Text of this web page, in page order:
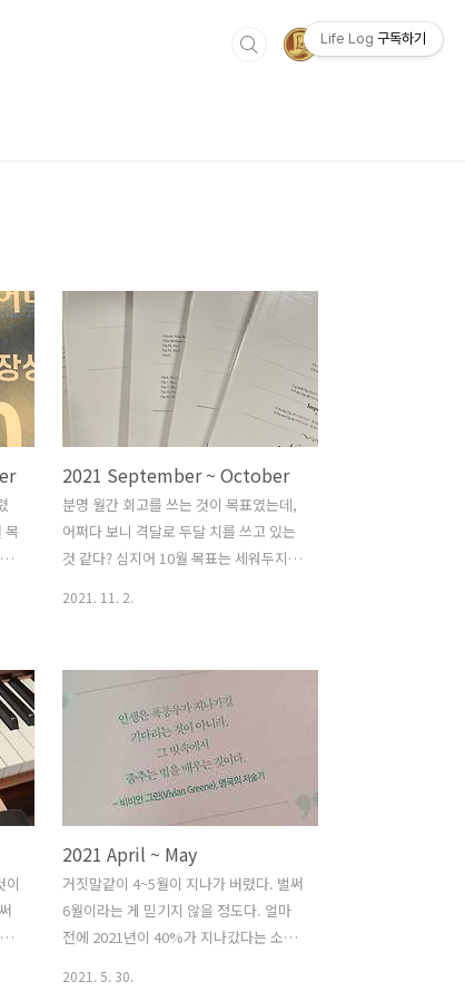
목
2021 September ~ October
분명 월간 회고를 쓰는 것이 목표였는데,
어쩌다 보니 격달로 두달 치를 쓰고 있는
것 같다? 심지어 10월 목표는 세워두지도
고... 9월은 괜찮았는데 10월은 그닥 학업
적인 측면에서는 성장하지 못한 것 같다.
같은 실수를 하지 않도록, 11~12월에는
목표를 잘 정리해두고 지켜서 2021년을
잘 마무리할 수 있으면 좋겠다! 7, 8월 목
표 🖥️ Computer Science: 전공 챙기기
AWS 드디어! 이번에는 강의를 다 들었다.
19,000원으로 이 정도 분량과 지식을 쌓
을 수 있다면 엄청난 이득이라 생각한다.
사내 AWS 총 책임(?)이 되어버려서, 모든
AWS 관련 질문이나 요..
2021. 11. 2.
이
2021 April ~ May
거짓말같이 4~5월이 지나가 버렸다. 벌써
6월이라는 게 믿기지 않을 정도다. 얼마
전에 2021년이 40%가 지나갔다는 소식
2021. 5. 30.
Life Log 구독하기